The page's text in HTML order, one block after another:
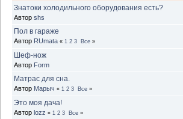
Знатоки холодильного оборудования есть?
Автор shs
Пол в гараже
Автор RUmata « 1 2 3 Все »
Шеф-нож
Автор Form
Матрас для сна.
Автор Марыч « 1 2 3 Все »
Это моя дача!
Автор lozz « 1 2 3 Все »